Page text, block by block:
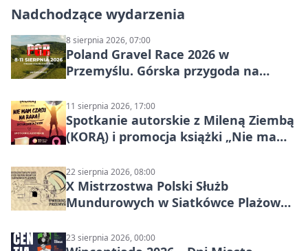
Nadchodzące wydarzenia
8 sierpnia 2026, 07:00
Poland Gravel Race 2026 w
Przemyślu. Górska przygoda na
11 sierpnia 2026, 17:00
Spotkanie autorskie z Mileną Ziembą
(KORĄ) i promocja książki „Nie mam
22 sierpnia 2026, 08:00
X Mistrzostwa Polski Służb
Mundurowych w Siatkówce Plażowej
23 sierpnia 2026, 00:00